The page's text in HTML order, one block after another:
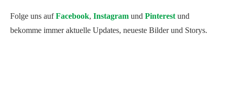
Folge uns aufFacebook, Instagram und Pinterest und
bekomme immer aktuelle Updates, neueste Bilder und Storys.